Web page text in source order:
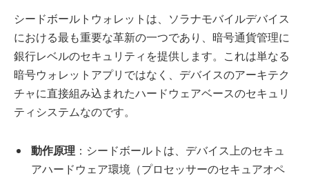
シードボールトウォレットは、ソラナモバイルデバイス
における最も重要な革新の一つであり、暗号通貨管理に
銀行レベルのセキュリティを提供します。これは単なる
暗号ウォレットアプリではなく、デバイスのアーキテク
チャに直接組み込まれたハードウェアベースのセキュリ
ティシステムなのです。
動作原理 ：シードボールトは、デバイス上のセキュ
アハードウェア環境（プロセッサーのセキュアオペ